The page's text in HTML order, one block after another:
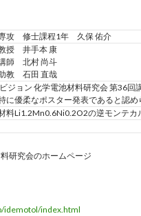
攻 修士課程1年 久保 佑介
授 井手本 康
師 北村 尚斗
教 石田 直哉
ジョン 化学電池材料研究会 第36
に優柔なポスター発表であると認め
料Li1.2Mn0.6Ni0.2O2の逆モンテ
研究会のホームページ
idemotol/index.html